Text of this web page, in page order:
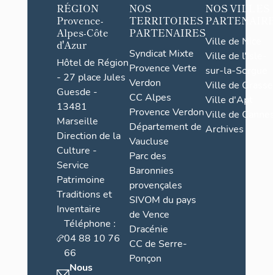
RÉGION
Provence-
Alpes-Côte
d'Azur
Hôtel de Région
- 27 place Jules
Guesde -
13481
Marseille
Direction de la
Culture -
Service
Patrimoine
Traditions et
Inventaire
Téléphone :
04 88 10 76
66
Nous
NOS
TERRITOIRES
PARTENAIRES
Syndicat Mixte
Provence Verte
Verdon
CC Alpes
Provence Verdon
Département de
Vaucluse
Parc des
Baronnies
provençales
SIVOM du pays
de Vence
Dracénie
CC de Serre-
Ponçon
NOS VILLES
Ville de Nice
Ville de l'Isle-
sur-la-Sorgue
Ville de Grasse
Ville d'Apt
Ville de
Archives